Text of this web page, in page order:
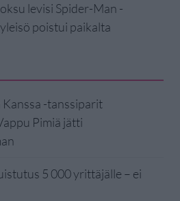
levisi Spider-Man -
poistui paikalta
Kanssa -tanssiparit
Pimiä jätti
5 000 yrittäjälle – ei